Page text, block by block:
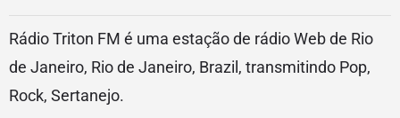
Rádio Triton FM é uma estação de rádio Web de Rio
de Janeiro, Rio de Janeiro, Brazil, transmitindo Pop,
Rock, Sertanejo.